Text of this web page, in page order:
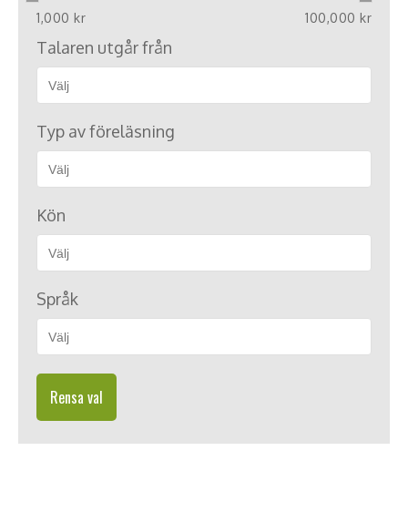
1,000 kr 100,000 kr
Talaren utgår från
Typ av föreläsning
Kön
Språk
Rensa val